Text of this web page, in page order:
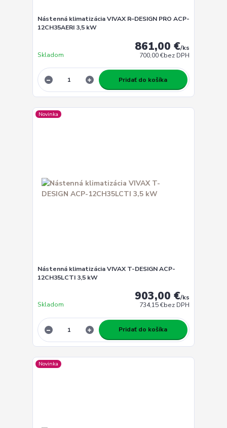
Nástenná klimatizácia VIVAX R–DESIGN PRO ACP-
12CH35AERI 3,5 kW
861,00 €/ks
700,00 €bez DPH
Skladom
Pridať do košíka
Novinka
Nástenná klimatizácia VIVAX T-DESIGN ACP-
12CH35LCTI 3,5 kW
903,00 €/ks
734,15 €bez DPH
Skladom
Pridať do košíka
Novinka